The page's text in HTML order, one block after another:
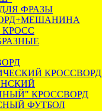
ФРАЗЫ
КРОСС
КРОССВОРД
КРОССВОРД
ФУТБОЛ